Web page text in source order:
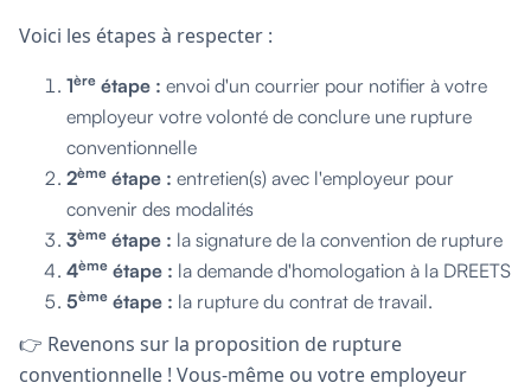
Voici les étapes à respecter :
1ère étape : envoi d'un courrier pour notifier à votre
employeur votre volonté de conclure une rupture
conventionnelle
2ème étape : entretien(s) avec l'employeur pour
convenir des modalités
3ème étape : la signature de la convention de rupture
4ème étape : la demande d'homologation à la DREETS
5ème étape : la rupture du contrat de travail.
👉 Revenons sur la proposition de rupture
conventionnelle ! Vous-même ou votre employeur